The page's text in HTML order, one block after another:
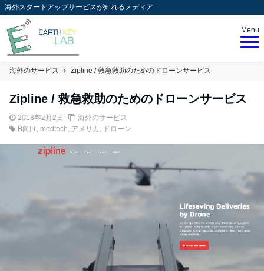
海外スタートアップサービスが知れるメディア
Menu
海外のサービス Zipline / 救急救助のためのドローンサービス
Zipline / 救急救助のためのドローンサービス
2018年2月2日
海外のサービス
B向け, medtech, アメリカ , ドローン